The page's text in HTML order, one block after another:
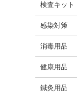
検査キット
感染対策
消毒用品
健康用品
鍼灸用品